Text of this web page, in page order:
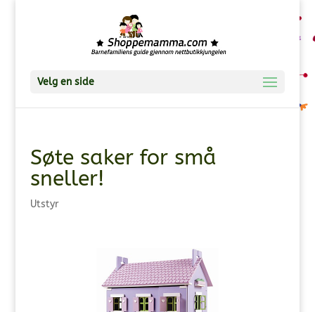
Velg en side
Søte saker for små
sneller!
Utstyr